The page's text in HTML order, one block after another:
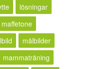
lösningar
maffetone
målbilder
mammaträning